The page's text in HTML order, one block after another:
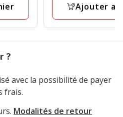
Ajouter
?
avec la possibilité de payer
frais.
Modalités de retour